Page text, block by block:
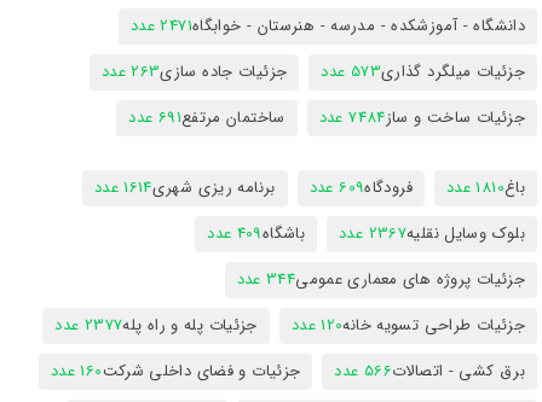
دانشگاه - آموزشکده - مدرسه - هنرستان - خوابگاه2471 عدد
جزئیات میلگرد گذاری573 عدد جزئیات جاده سازی263 عدد
جزئیات ساخت و ساز7484 عدد ساختمان مرتفع691 عدد
باغ1810 عدد فرودگاه609 عدد برنامه ریزی شهری1614 عدد
بلوک وسایل نقلیه2367 عدد باشگاه409 عدد
جزئیات پروژه های معماری عمومی344 عدد
جزئیات طراحی تسویه خانه120 عدد جزئیات پله و راه پله2377 عدد
برق کشی - اتصالات566 عدد جزئیات و فضای داخلی شرکت160 عدد